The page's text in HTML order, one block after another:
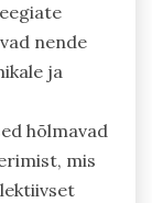
nende
ja
hõlmavad
mis